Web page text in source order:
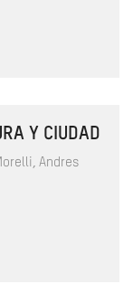
Y CIUDAD
Andres